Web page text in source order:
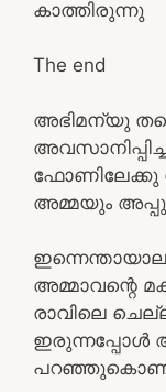
കാത്തിരുന്നു
The end
അഭിമന്യു
ഫോണിലേക്കു
അമ്മയും
അമ്മാവന്റെ
രാവിലെ
ഇരുന്നപ്പോൾ
പറഞ്ഞുകൊണ്ട്